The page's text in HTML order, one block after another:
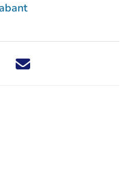
dit nieuwsbericht via X -
Deel dit nieuwsbericht via
Deel dit nieuwsbericht
Deel dit